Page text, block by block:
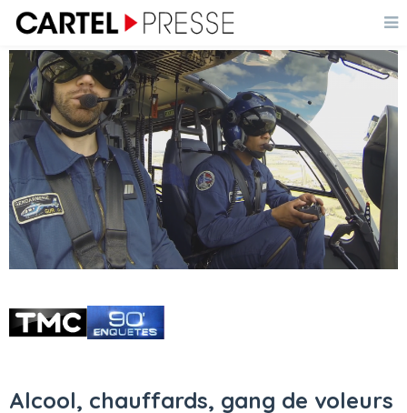
Alcool, chauffards, gang de voleurs